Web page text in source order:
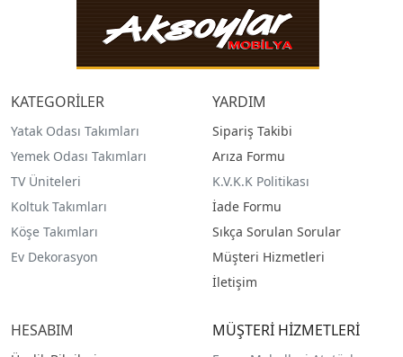
KATEGORİLER
Yatak Odası Takımları
Yemek Odası Takımları
TV Üniteleri
Koltuk Takımları
Köşe Takımları
Ev Dekorasyon
YARDIM
Sipariş Takibi
Arıza Formu
K.V.K.K Politikası
İade Formu
Sıkça Sorulan Sorular
Müşteri Hizmetleri
İletişim
HESABIM MÜŞTERİ HİZMETLERİ